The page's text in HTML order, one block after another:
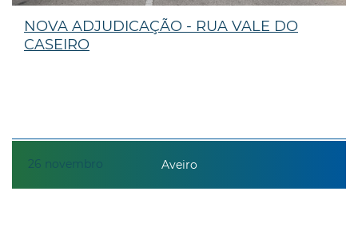
26 novembro
NOVA ADJUDICAÇÃO - RUA VALE DO
CASEIRO
Aveiro